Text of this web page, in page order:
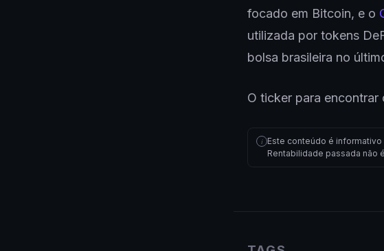
focado em Bitcoin, e o
utilizada por tokens
bolsa brasileira no
O ticker para encontrar
i Este conteúdo é
Rentabilidade passada não